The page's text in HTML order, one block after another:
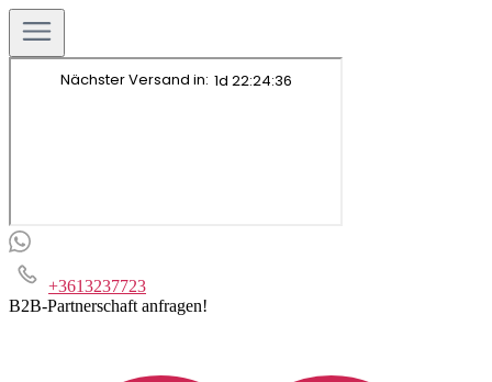
+3613237723
B2B-Partnerschaft anfragen!